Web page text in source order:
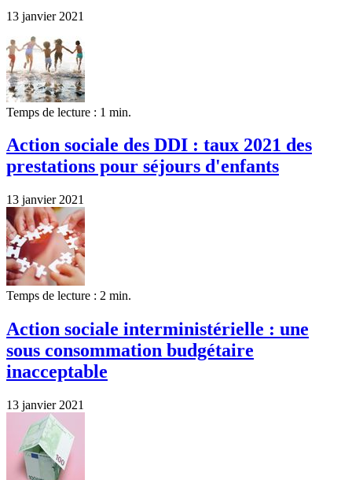
13 janvier 2021
Temps de lecture : 1 min.
Action sociale des DDI : taux 2021 des
prestations pour séjours d'enfants
13 janvier 2021
Temps de lecture : 2 min.
Action sociale interministérielle : une
sous consommation budgétaire
inacceptable
13 janvier 2021